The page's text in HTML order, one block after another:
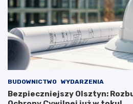
BUDOWNICTWO WYDARZENIA
Bezpieczniejszy Olsztyn: